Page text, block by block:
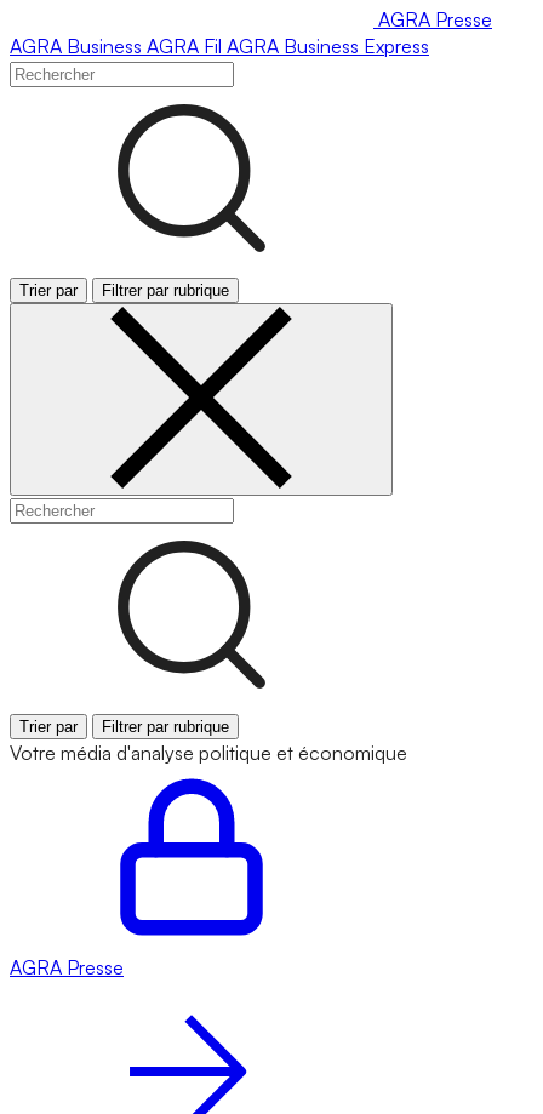
AGRA Presse
AGRA Business AGRA Fil AGRA Business Express
Trier par Filtrer par rubrique
Trier par Filtrer par rubrique
Votre média d'analyse politique et économique
AGRA Presse